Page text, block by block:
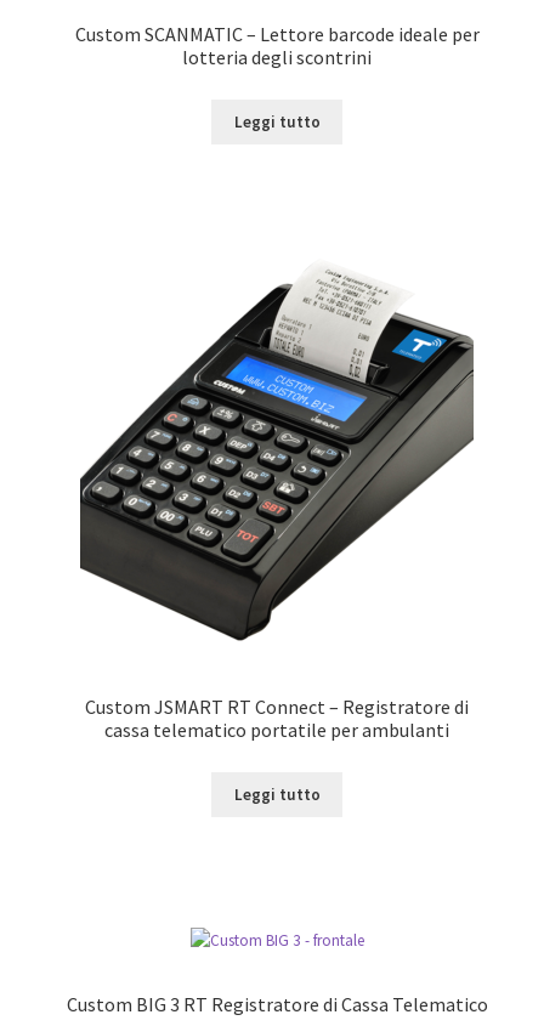
Custom SCANMATIC – Lettore barcode ideale per
lotteria degli scontrini
Leggi tutto
Custom JSMART RT Connect – Registratore di
cassa telematico portatile per ambulanti
Leggi tutto
Custom BIG 3 RT Registratore di Cassa Telematico